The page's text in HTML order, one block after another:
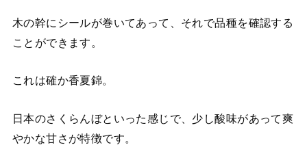
木の幹にシールが巻いてあって、それで品種を確認する
ことができます。
これは確か香夏錦。
日本のさくらんぼといった感じで、少し酸味があって爽
やかな甘さが特徴です。